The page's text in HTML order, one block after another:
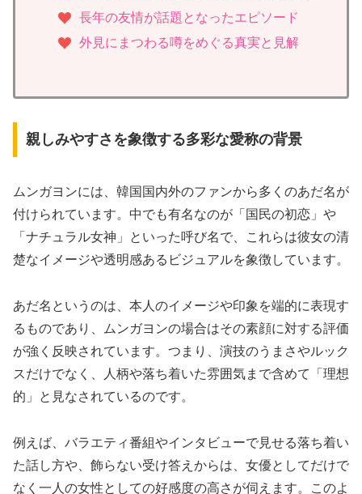
長年の友情が話題となったエピソード
外見にまつわる噂をめぐる真実と見解
親しみやすさを象徴する多彩な愛称の背景
ムンガヨンには、韓国国内外のファンから多くのあだ名が
付けられています。中でも有名なのが「国民の初恋」や
「ナチュラル女神」といった呼び名で、これらは彼女の清
楚なイメージや透明感あるビジュアルを象徴しています。
あだ名というのは、本人のイメージや印象を端的に表現す
るものであり、ムンガヨンの場合はその素顔に対する評価
が強く反映されています。つまり、演技のうまさやルック
スだけでなく、人柄や落ち着いた雰囲気まで含めて「理想
的」と見なされているのです。
例えば、バラエティ番組やインタビューで見せる落ち着い
た話し方や、飾らない受け答えからは、女優としてだけで
なく一人の女性としての好感度の高さが伺えます。このよ